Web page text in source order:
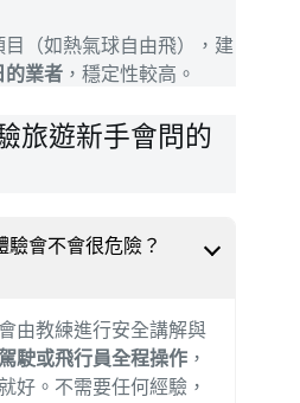
（如熱氣球自由飛），建
的業者 ，穩定性較高。
旅遊新手會問的
驗會不會很危險？
由教練進行安全講解與
駛或飛行員全程操作，
好。不需要任何經驗，